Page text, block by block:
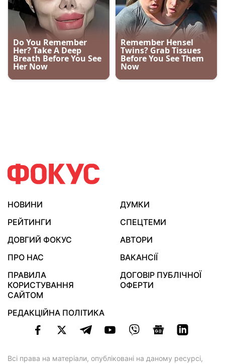
НОВИНИ
ДУМКИ
РЕЙТИНГИ
СПЕЦТЕМИ
ДОВГИЙ ФОКУС
АВТОРИ
ПРО НАС
ВАКАНСІЇ
ПРАВИЛА
КОРИСТУВАННЯ
САЙТОМ
ДОГОВІР ПУБЛІЧНОЇ
ОФЕРТИ
РЕДАКЦІЙНА ПОЛІТИКА
Всі права на матеріали, опубліковані на даному ресурсі,